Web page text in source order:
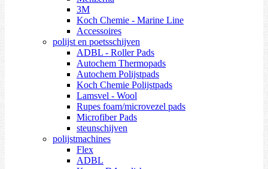
3M
Koch Chemie - Marine Line
Accessoires
polijst en poetsschijven
ADBL - Roller Pads
Autochem Thermopads
Autochem Polijstpads
Koch Chemie Polijstpads
Lamsvel - Wool
Rupes foam/microvezel pads
Microfiber Pads
steunschijven
polijstmachines
Flex
ADBL